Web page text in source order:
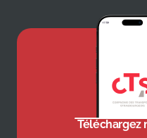
Téléchargez